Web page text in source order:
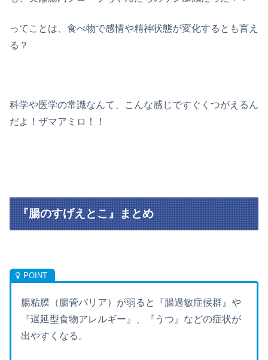
ってことは、食べ物で感情や精神状態が変化するとも言え
る？
科学や医学の常識なんて、こんな感じですぐくつがえるん
だよ！ザマアミロ！！
『腸のすげえとこ』まとめ
腸粘膜（腸管バリア）が弱ると『腸過敏症候群』や
『遅延型食物アレルギー』、『うつ』などの症状が
出やすくなる。